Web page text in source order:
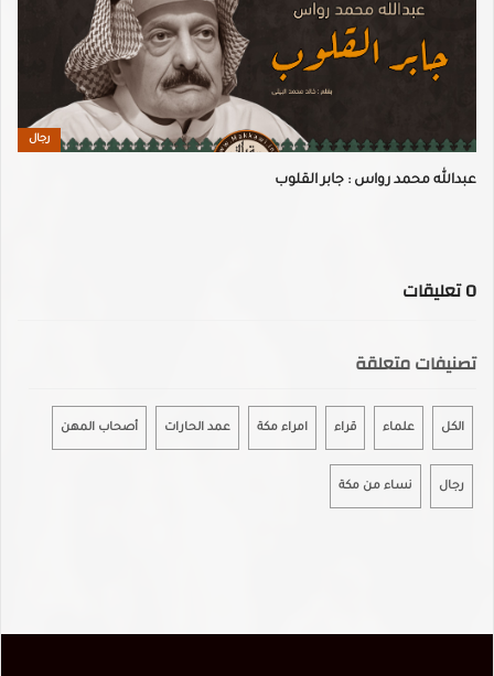
رجال
عبدالله محمد رواس : جابر القلوب
0تعليقات
تصنيفات متعلقة
الكل علماء قراء امراء مكة عمد الحارات أصحاب المهن
رجال نساء من مكة